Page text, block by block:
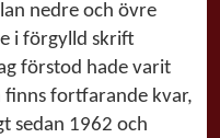
nedre och övre
i förgylld skrift
förstod hade varit
fortfarande kvar,
sedan 1962 och